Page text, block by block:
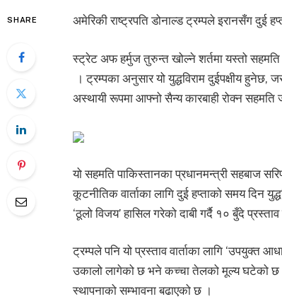
SHARE अमेरिकी राष्ट्रपति डोनाल्ड ट्रम्पले इरानसँग दुई
स्ट्रेट अफ हर्मुज तुरुन्त खोल्ने शर्तमा यस्तो
। ट्रम्पका अनुसार यो युद्धविराम दुईपक्षीय
अस्थायी रूपमा आफ्नो सैन्य कारबाही रोक्न
यो सहमति पाकिस्तानका प्रधानमन्त्री सहबाज
कूटनीतिक वार्ताका लागि दुई हप्ताको समय दिन
‘ठूलो विजय’ हासिल गरेको दाबी गर्दै १० बुँदे
ट्रम्पले पनि यो प्रस्ताव वार्ताका लागि ‘उपयुक्त
उकालो लागेको छ भने कच्चा तेलको मूल्य घटेको छ
स्थापनाको सम्भावना बढाएको छ ।